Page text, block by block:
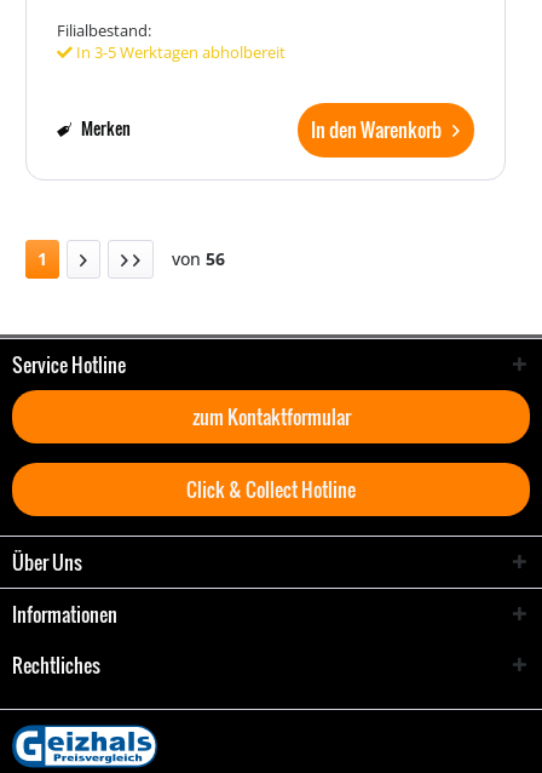
Filialbestand:
In 3-5 Werktagen abholbereit
In den Warenkorb
Merken
1 von 56
Service Hotline
zum Kontaktformular
Click & Collect Hotline
Über Uns
Informationen
Rechtliches